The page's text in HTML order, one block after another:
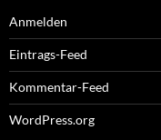
Anmelden
Eintrags-Feed
Kommentar-Feed
WordPress.org